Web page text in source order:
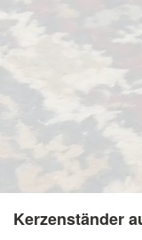
Anzeige
Kerzenständer